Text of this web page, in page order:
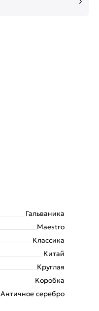
Гальваника
Maestro
Классика
Китай
Круглая
Kоробка
Античное серебро